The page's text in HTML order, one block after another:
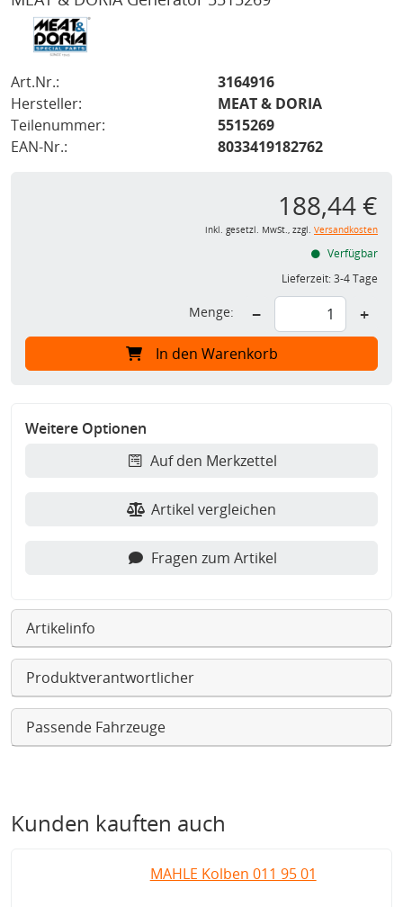
Art.Nr.:
3164916
Hersteller:
MEAT & DORIA
Teilenummer:
5515269
EAN-Nr.:
8033419182762
188,44 €
inkl. gesetzl. MwSt., zzgl. Versandkosten
Verfügbar
Lieferzeit:3-4 Tage
Menge: − +
In den Warenkorb
Weitere Optionen
Auf den Merkzettel
Artikel vergleichen
Fragen zum Artikel
Artikelinfo
Produktverantwortlicher
Passende Fahrzeuge
Kunden kauften auch
MAHLE Kolben 011 95 01